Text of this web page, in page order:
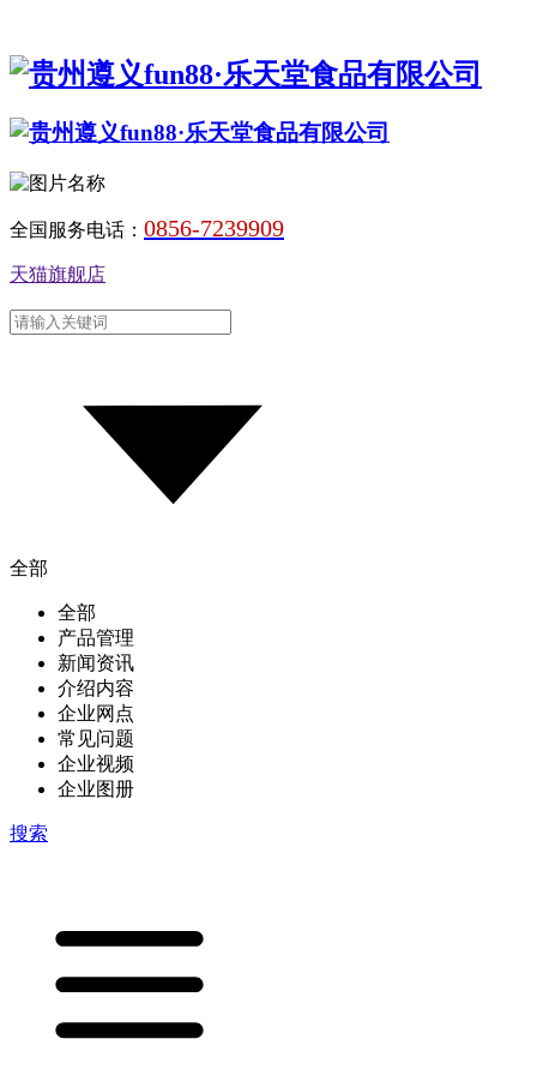
全国服务电话： 0856-7239909
天猫旗舰店
全部
全部
产品管理
新闻资讯
介绍内容
企业网点
常见问题
企业视频
企业图册
搜索